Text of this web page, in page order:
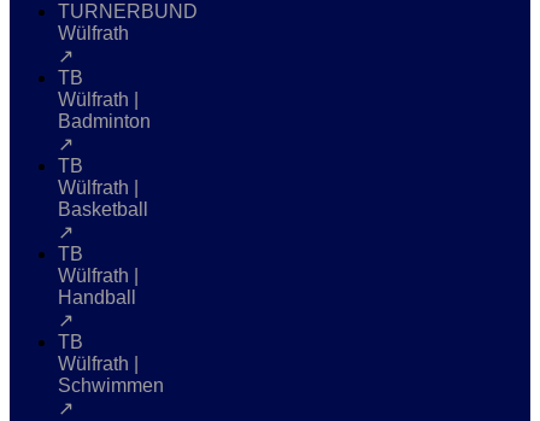
TURNERBUND
Wülfrath
↗
TB
Wülfrath |
Badminton
↗
TB
Wülfrath |
Basketball
↗
TB
Wülfrath |
Handball
↗
TB
Wülfrath |
Schwimmen
↗